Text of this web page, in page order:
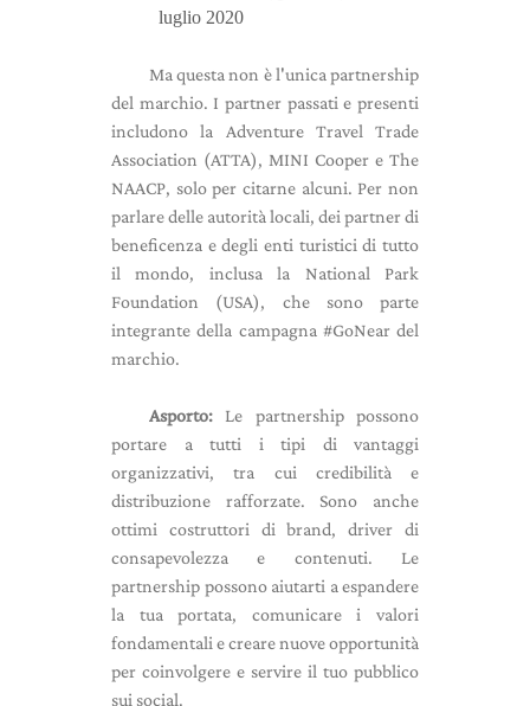
luglio 2020
Ma questa non è l'unica partnership
del marchio. I partner passati e presenti
includono la Adventure Travel Trade
Association (ATTA), MINI Cooper e The
NAACP, solo per citarne alcuni. Per non
parlare delle autorità locali, dei partner di
beneficenza e degli enti turistici di tutto
il mondo, inclusa la National Park
Foundation (USA), che sono parte
integrante della campagna #GoNear del
marchio.
Asporto: Le partnership possono
portare a tutti i tipi di vantaggi
organizzativi, tra cui credibilità e
distribuzione rafforzate. Sono anche
ottimi costruttori di brand, driver di
consapevolezza e contenuti. Le
partnership possono aiutarti a espandere
la tua portata, comunicare i valori
fondamentali e creare nuove opportunità
per coinvolgere e servire il tuo pubblico
sui social.